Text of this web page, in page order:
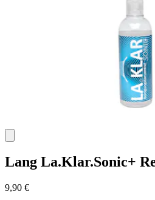
Lang La.Klar.Sonic+
9,90 €